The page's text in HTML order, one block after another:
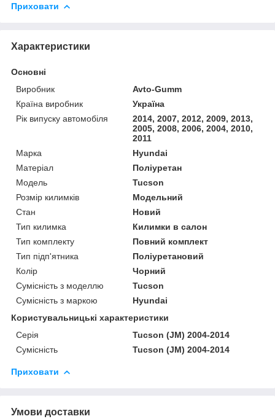
Приховати
Характеристики
Основні
Виробник
Avto-Gumm
Країна виробник
Україна
Рік випуску автомобіля
2014, 2007, 2012, 2009, 2013,
2005, 2008, 2006, 2004, 2010,
2011
Марка
Hyundai
Матеріал
Поліуретан
Модель
Tucson
Розмір килимків
Модельний
Стан
Новий
Тип килимка
Килимки в салон
Тип комплекту
Повний комплект
Тип підп'ятника
Поліуретановий
Колір
Чорний
Сумісність з моделлю
Tucson
Сумісність з маркою
Hyundai
Користувальницькі характеристики
Серія
Tucson (JM) 2004-2014
Сумісність
Tucson (JM) 2004-2014
Приховати
Умови доставки